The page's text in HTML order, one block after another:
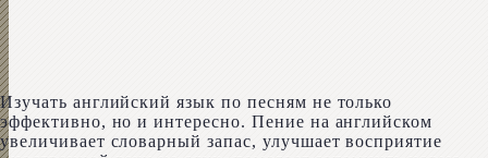
Изучать английский язык по песням не только
эффективно, но и интересно. Пение на английском
увеличивает словарный запас, улучшает восприятие